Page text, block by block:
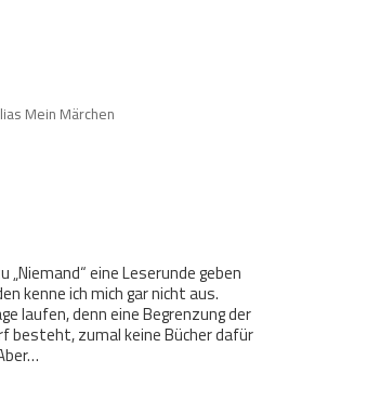
Mein Märchen
eine Leserunde geben
kenne ich mich gar nicht aus.
laufen, denn eine Begrenzung der
besteht, zumal keine Bücher dafür